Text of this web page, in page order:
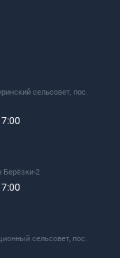
сельсовет, пос.
Берёзки-2
сельсовет, пос.